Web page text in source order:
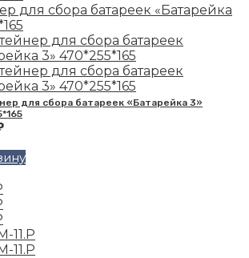
для сбора батареек «Батарейка 3»